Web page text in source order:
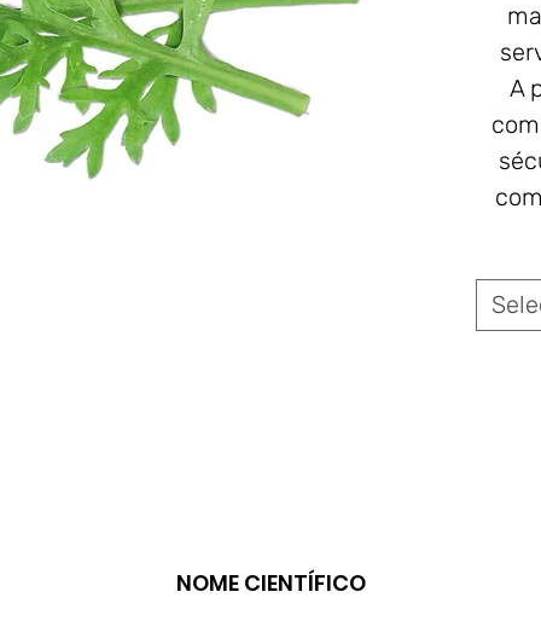
A
NOME CIENTÍFICO